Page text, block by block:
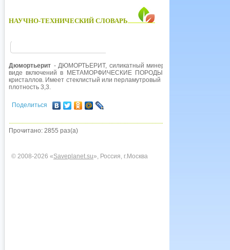
НАУЧНО-ТЕХНИЧЕСКИЙ СЛОВАРЬ
Дюмортьерит - ДЮМОРТЬЕРИТ, силикатный минерал,
виде включений в МЕТАМОРФИЧЕСКИЕ ПОРОДЫ, в форме волокнистых
кристаллов. Имеет стеклистый или перламутровый блеск, окраска от
плотность 3,3.
Поделиться
Прочитано: 2855 раз(а)
© 2008-2026 «Saveplanet.su», Россия, г.Москва